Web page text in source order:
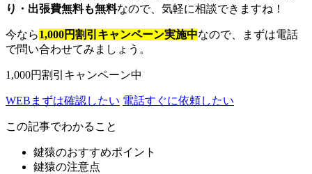
り・出張費無料も無料なので、気軽に相談できますね！
今なら1,000円割引キャンペーン実施中なので、まずは電話
で問い合わせてみましょう。
1,000円割引キャンペーン中
WEB まずは確認したい 電話すぐに依頼したい
この記事でわかること
鍵猿のおすすめポイント
鍵猿の注意点